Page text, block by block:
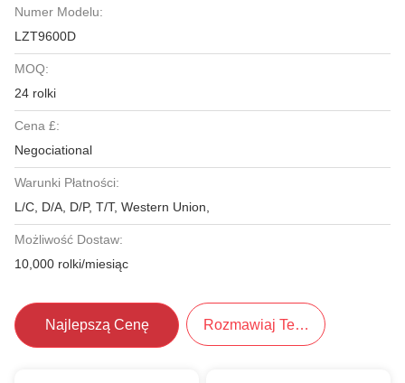
Numer Modelu:
LZT9600D
MOQ:
24 rolki
Cena £:
Negociational
Warunki Płatności:
L/C, D/A, D/P, T/T, Western Union,
Możliwość Dostaw:
10,000 rolki/miesiąc
Najlepszą Cenę Rozmawiaj Teraz.